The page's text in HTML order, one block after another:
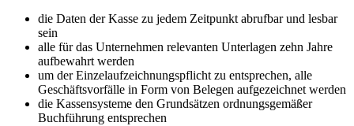
die Daten der Kasse zu jedem Zeitpunkt abrufbar und lesbar
sein
alle für das Unternehmen relevanten Unterlagen zehn Jahre
aufbewahrt werden
um der Einzelaufzeichnungspflicht zu entsprechen, alle
Geschäftsvorfälle in Form von Belegen aufgezeichnet werden
die Kassensysteme den Grundsätzen ordnungsgemäßer
Buchführung entsprechen